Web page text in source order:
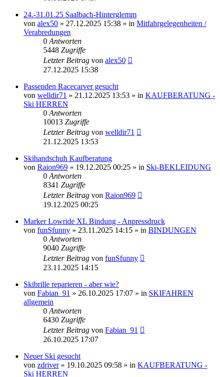
24.-31.01.25 Saalbach-Hinterglemm
von alex50 » 27.12.2025 15:38 » in Mitfahrgelegenheiten /
Verabredungen
0 Antworten
5448 Zugriffe
Letzter Beitrag von alex50
27.12.2025 15:38
Passenden Racecarver gesucht
von welldir71 » 21.12.2025 13:53 » in KAUFBERATUNG -
Ski HERREN
0 Antworten
10013 Zugriffe
Letzter Beitrag von welldir71
21.12.2025 13:53
Skihandschuh Kaufberatung
von Raion969 » 19.12.2025 00:25 » in Ski-BEKLEIDUNG
0 Antworten
8341 Zugriffe
Letzter Beitrag von Raion969
19.12.2025 00:25
Marker Lowride XL Bindung - Anpressdruck
von funSfunny » 23.11.2025 14:15 » in BINDUNGEN
0 Antworten
9040 Zugriffe
Letzter Beitrag von funSfunny
23.11.2025 14:15
Skibrille reparieren - aber wie?
von Fabian_91 » 26.10.2025 17:07 » in SKIFAHREN
allgemein
0 Antworten
6430 Zugriffe
Letzter Beitrag von Fabian_91
26.10.2025 17:07
Neuer Ski gesucht
von zdriver» 19.10.2025 09:58 » in KAUFBERATUNG -
Ski HERREN